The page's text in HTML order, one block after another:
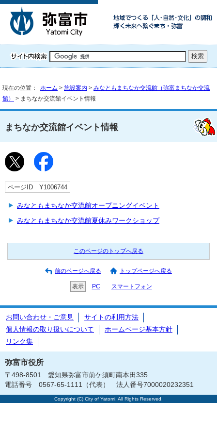
現在の位置： ホーム > 施設案内 > みなともまちなか交流館（弥富まちなか交流
館）
> まちなか交流館イベント情報
まちなか交流館イベント情報
ページID Y1006744
みなともまちなか交流館オープニングイベント
みなともまちなか交流館夏休みワークショップ
このページのトップへ戻る
前のページへ戻る トップページへ戻る
表示 PC スマートフォン
お問い合わせ・ご意見
サイトの利用方法
個人情報の取り扱いについて
ホームページ基本方針
リンク集
弥富市役所
〒498-8501 愛知県弥富市前ケ須町南本田335
電話番号 0567-65-1111（代表） 法人番号7000020232351
Copyright (C) City of Yatomi, All Rights Reserved.